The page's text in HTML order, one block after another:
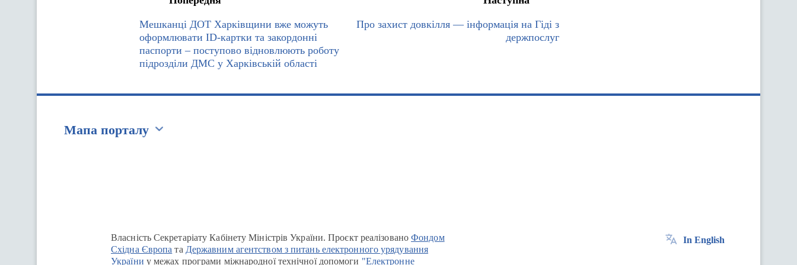
Мешканці ДОТ Харківщини вже можуть
оформлювати ID-картки та закордонні
паспорти – поступово відновлюють роботу
підрозділи ДМС у Харківській області
Про захист довкілля — інформація на Гіді з
держпослуг
Мапа порталу
Власність Секретаріату Кабінету Міністрів України. Проєкт реалізованоФондом
Східна Європа та Державним агентством з питань електронного урядування
України у межах програми міжнародної технічної допомоги "Електронне
In English